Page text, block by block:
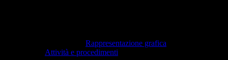
Rappresentazione grafica
Attività e procedimenti